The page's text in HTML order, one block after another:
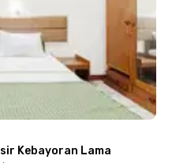
Kebayoran Lama